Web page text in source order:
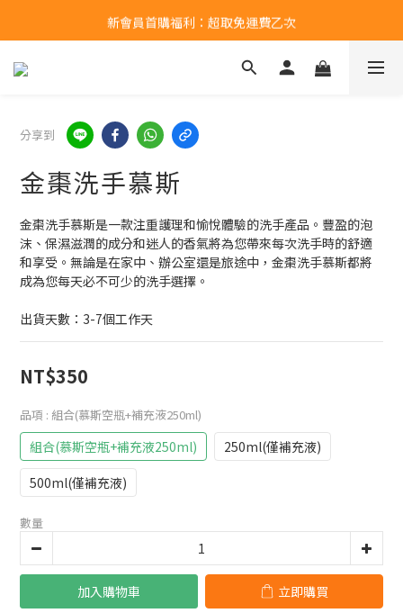
新會員首購福利：超取免運費乙次
新會員首購福利：超取免運費乙次
點擊LINE領取50元購物金
分享到
金棗洗手慕斯
金棗洗手慕斯是一款注重護理和愉悅體驗的洗手產品。豐盈的泡
沫、保濕滋潤的成分和迷人的香氣將為您帶來每次洗手時的舒適
和享受。無論是在家中、辦公室還是旅途中，金棗洗手慕斯都將
成為您每天必不可少的洗手選擇。
出貨天數：3-7個工作天
NT$350
品項 : 組合(慕斯空瓶+補充液250ml)
組合(慕斯空瓶+補充液250ml)
250ml(僅補充液)
500ml(僅補充液)
數量
加入購物車 立即購買